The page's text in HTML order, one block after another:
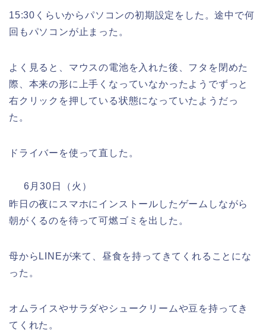
15:30くらいからパソコンの初期設定をした。途中で何
回もパソコンが止まった。
よく見ると、マウスの電池を入れた後、フタを閉めた
際、本来の形に上手くなっていなかったようでずっと
右クリックを押している状態になっていたようだっ
た。
ドライバーを使って直した。
6月30日（火）
昨日の夜にスマホにインストールしたゲームしながら
朝がくるのを待って可燃ゴミを出した。
母からLINEが来て、昼食を持ってきてくれることにな
った。
オムライスやサラダやシュークリームや豆を持ってき
てくれた。